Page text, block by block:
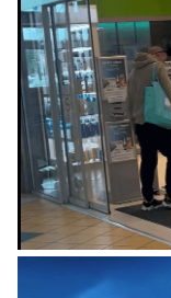
BELFÖLD
„Elvi okból”
a dunakeszi